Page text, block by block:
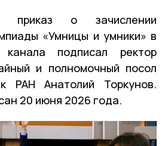
приказ о зачислении
«Умницы и умники» в
подписал ректор
и полномочный посол
РАН Анатолий Торкунов.
20 июня 2026 года.